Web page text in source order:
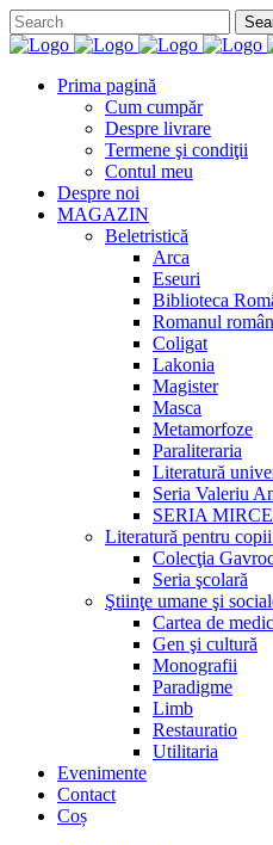
Prima pagină
Cum cumpăr
Despre livrare
Termene şi condiţii
Contul meu
Despre noi
MAGAZIN
Beletristică
Arca
Eseuri
Biblioteca
Romanul
Coligat
Lakonia
Magister
Masca
Metamorfoze
Paraliteraria
Literatură
Seria Valeriu
SERIA
Literatură pentru
Colecţia
Seria şcolară
Ştiinţe umane şi
Cartea de
Gen şi cultură
Monografii
Paradigme
Limb
Restauratio
Utilitaria
Evenimente
Contact
Coș